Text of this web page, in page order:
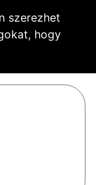
szerezhet
hogy